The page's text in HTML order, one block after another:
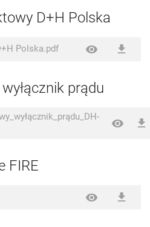
D+H Polska
Polska.pdf
prądu
FIRE